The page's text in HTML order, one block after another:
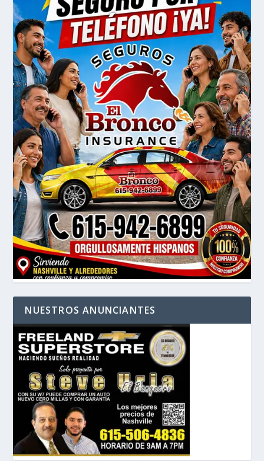
NUESTROS ANUNCIANTES